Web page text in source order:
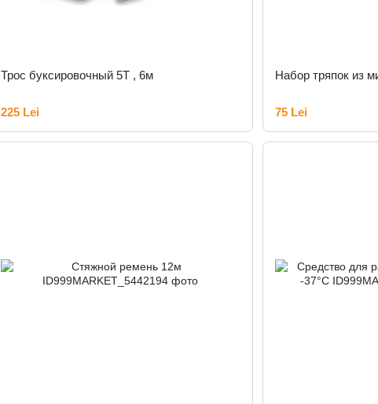
Трос буксировочный 5Т , 6м
225 Lei
Набор тряпок из
75 Lei